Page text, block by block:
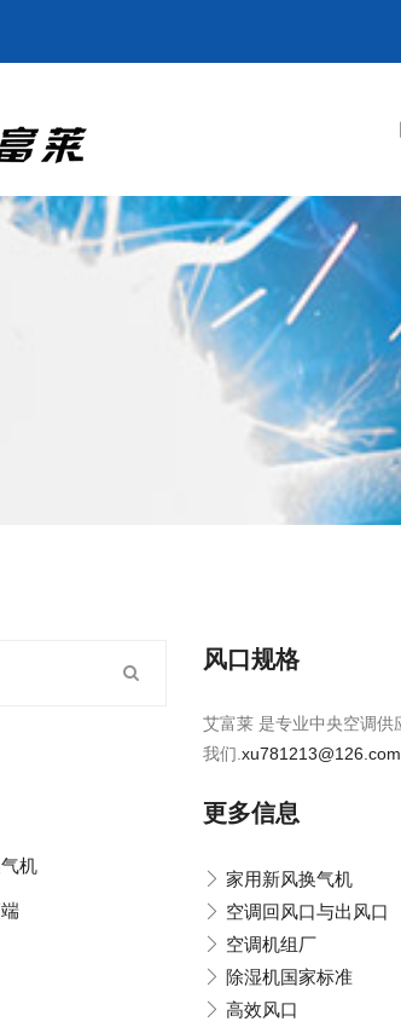
风口规格
艾富莱 是专业中央空调
我们. xu781213@126.com
更多信息
家用新风换气机
空调回风口与出风口
空调机组厂
除湿机国家标准
高效风口
机